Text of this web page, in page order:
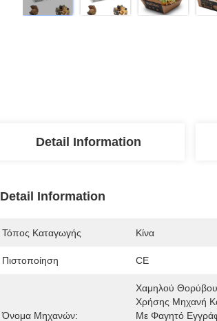
Detail Information
Detail Information
Τόπος Καταγωγής Κίνα
Πιστοποίηση CE
Όνομα Μηχανών:
Χαμηλού
Χρήσης Μηχανή
Με Φαγητό